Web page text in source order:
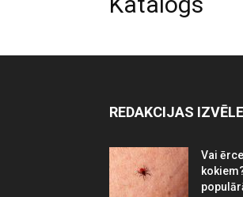
REDAKCIJAS IZVĒLE
Vai